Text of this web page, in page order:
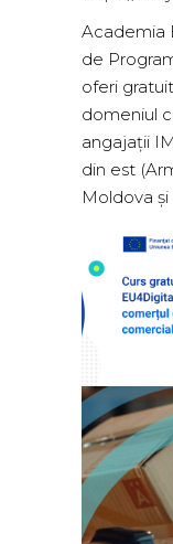
Academia
de
oferi
domeniul
angajații
din est
Moldova și